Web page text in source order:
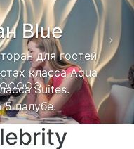
Blue
для гостей
класса Aqua
Suites.
палубе.